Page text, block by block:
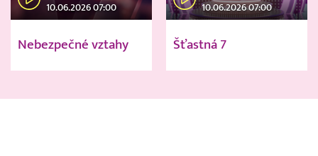
10.06.2026 07:00
Nebezpečné vztahy
10.06.2026 07:00
Šťastná 7